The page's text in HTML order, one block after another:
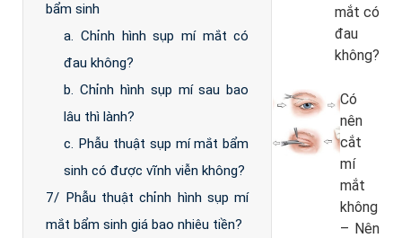
bẩm sinh
a. Chỉnh hình sụp mí mắt có
đau không?
b. Chỉnh hình sụp mí sau bao
lâu thì lành?
c. Phẫu thuật sụp mí mắt bẩm
sinh có được vĩnh viễn không?
7/ Phẫu thuật chỉnh hình sụp mí
mắt bẩm sinh giá bao nhiêu tiền?
mắt có
đau
không?
Có
nên
cắt
mí
mắt
không
– Nên